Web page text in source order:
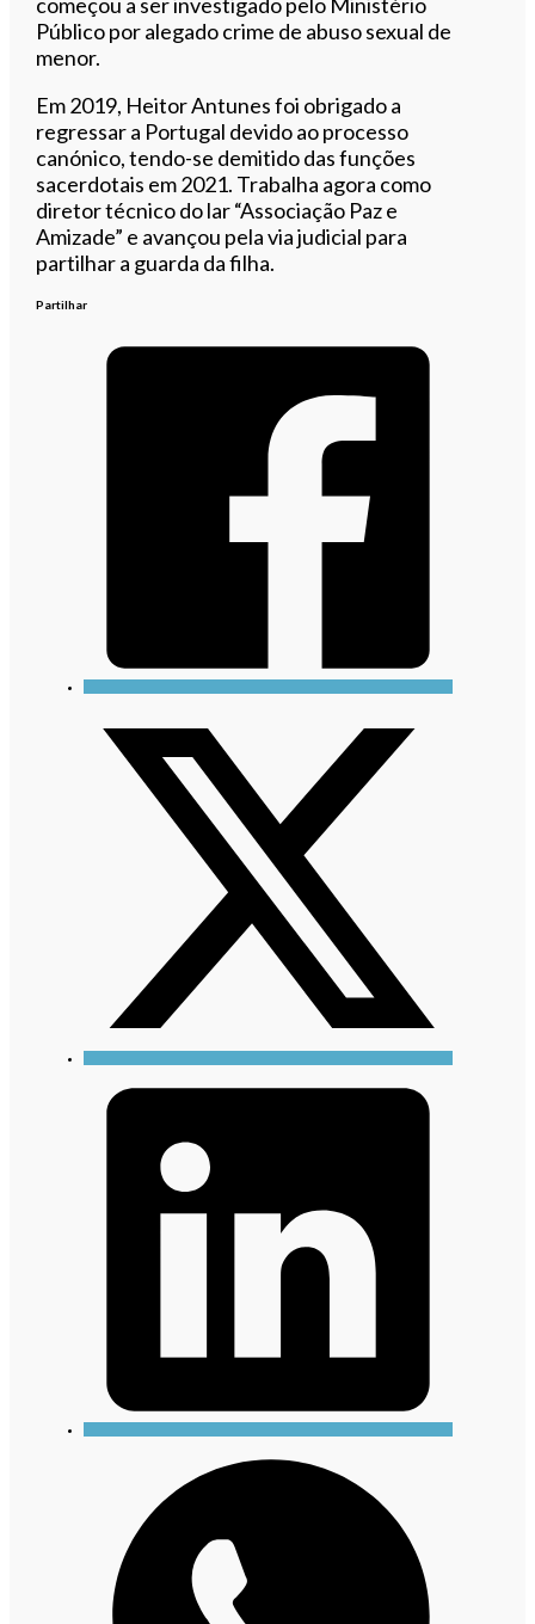
Público por alegado crime de abuso sexual de
menor.
Em 2019, Heitor Antunes foi obrigado a
regressar a Portugal devido ao processo
canónico, tendo-se demitido das funções
sacerdotais em 2021. Trabalha agora como
diretor técnico do lar “Associação Paz e
Amizade” e avançou pela via judicial para
partilhar a guarda da filha.
Partilhar